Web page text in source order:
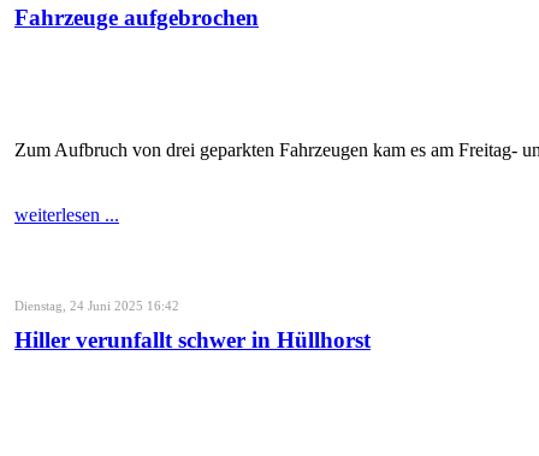
Fahrzeuge aufgebrochen
Zum Aufbruch von drei geparkten Fahrzeugen kam es am Freitag-
weiterlesen ...
Dienstag, 24 Juni 2025 16:42
Hiller verunfallt schwer in Hüllhorst